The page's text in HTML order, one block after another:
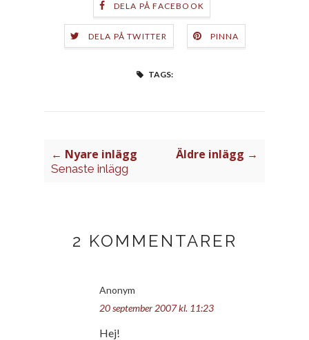
DELA PÅ FACEBOOK
DELA PÅ TWITTER PINNA
TAGS:
← Nyare inlägg
Senaste inlägg
Äldre inlägg →
2 KOMMENTARER
Anonym
20 september 2007 kl. 11:23
Hej!